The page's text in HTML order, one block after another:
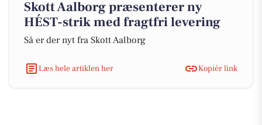
Skott Aalborg præsenterer ny
HÉST-strik med fragtfri levering
Så er der nyt fra Skott Aalborg
Læs hele artiklen her Kopiér link